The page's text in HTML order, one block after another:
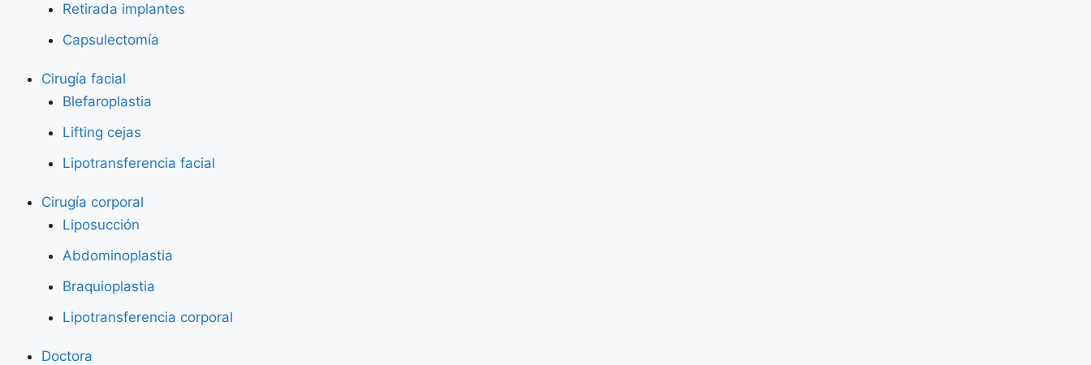
Retirada implantes
Capsulectomía
Cirugía facial
Blefaroplastia
Lifting cejas
Lipotransferencia facial
Cirugía corporal
Liposucción
Abdominoplastia
Braquioplastia
Lipotransferencia corporal
Doctora